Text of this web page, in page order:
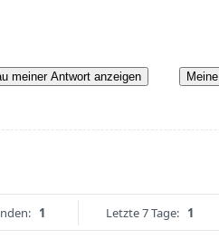
meiner Antwort anzeigen
1 Letzte 7 Tage: 1